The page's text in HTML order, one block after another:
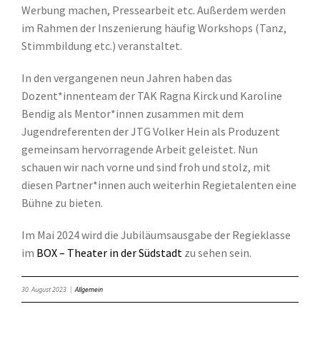
Werbung machen, Pressearbeit etc. Außerdem werden
im Rahmen der Inszenierung häufig Workshops (Tanz,
Stimmbildung etc.) veranstaltet.
In den vergangenen neun Jahren haben das
Dozent*innenteam der TAK Ragna Kirck und Karoline
Bendig als Mentor*innen zusammen mit dem
Jugendreferenten der JTG Volker Hein als Produzent
gemeinsam hervorragende Arbeit geleistet. Nun
schauen wir nach vorne und sind froh und stolz, mit
diesen Partner*innen auch weiterhin Regietalenten eine
Bühne zu bieten.
Im Mai 2024 wird die Jubiläumsausgabe der Regieklasse
im BOX – Theater in der Südstadt zu sehen sein.
30. August 2023 | Allgemein